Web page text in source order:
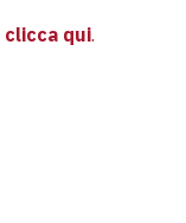
clicca qui.